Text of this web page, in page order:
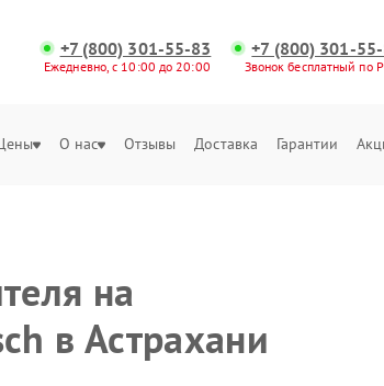
+7 (800) 301-55-83
Ежедневно, с 10:00 до 20:00
+7 (800) 301-
Звонок бесплатный по
О нас Отзывы Доставка Гарантии
на
в Астрахани